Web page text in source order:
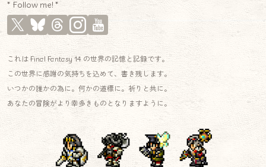
* Follow me! *
これは Final Fantasy 14 の世界の記憶と記録です。
この世界に感謝の気持ちを込めて、書き残します。
いつかの誰かの為に。何かの道標に。祈りと共に。
あなたの冒険がより幸多きものとなりますように。